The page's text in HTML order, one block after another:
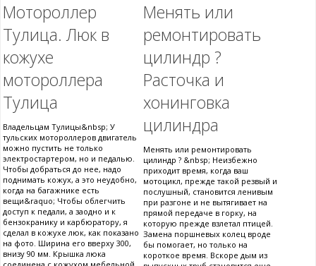
Мотороллер
Тулица. Люк в
кожухе
мотороллера
Тулица
Владельцам Тулицы&nbsp; У
тульских мотороллеров двигатель
можно пустить не только
электростартером, но и педалью.
Чтобы добраться до нее, надо
поднимать кожух, а это неудобно,
когда на багажнике есть
вещи&raquo; Чтобы облегчить
доступ к педали, а заодно и к
бензокранику и карбюратору, я
сделал в кожухе люк, как показано
на фото. Ширина его вверху 300,
внизу 90 мм. Крышка люка
Менять или
ремонтировать
цилиндр ?
Расточка и
хонинговка
цилиндра
Менять или ремонтировать
цилиндр ? &nbsp; Неизбежно
приходит время, когда ваш
мотоцикл, прежде такой резвый и
послушный, становится ленивым
при разгоне и не вытягивает на
прямой передаче в горку, на
которую прежде взлетал птицей.
Замена поршневых колец вроде
бы помогает, но только на
короткое время. Вскоре дым из